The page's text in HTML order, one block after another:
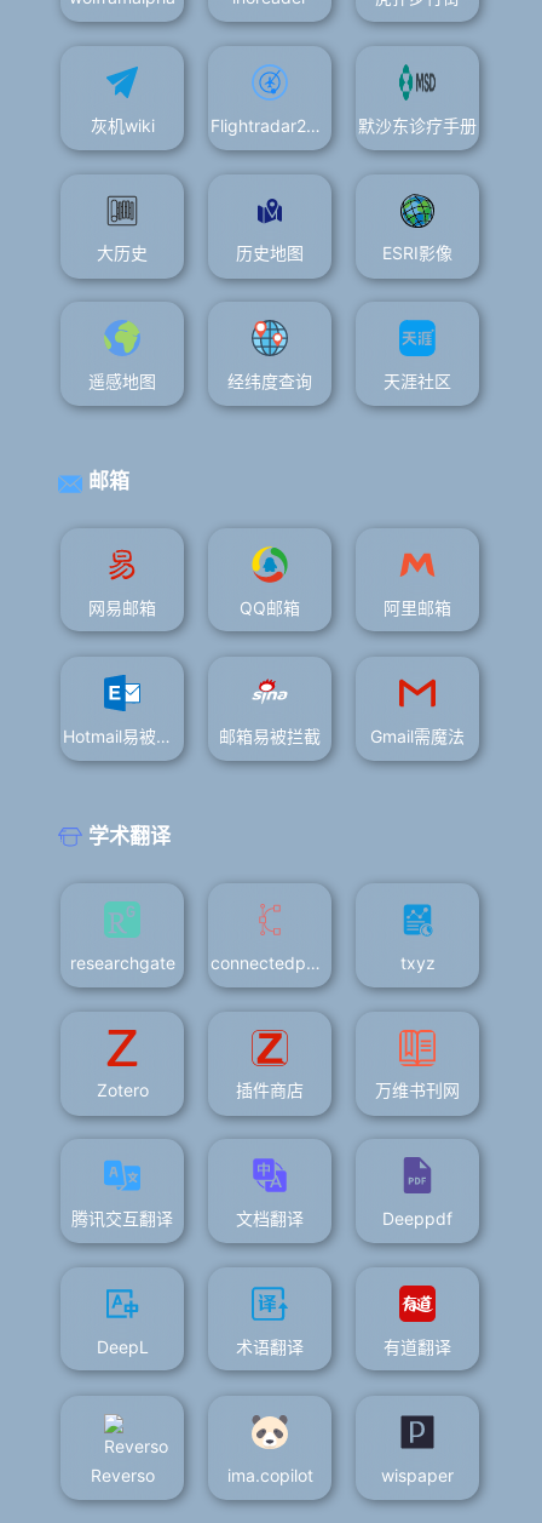
灰机wiki Flightradar24-追踪航班轨迹-需科学上网 默沙东诊疗手册
大历史 历史地图 ESRI影像
遥感地图 经纬度查询 天涯社区
邮箱
网易邮箱 QQ邮箱 阿里邮箱
Hotmail易被拦截 邮箱易被拦截 Gmail需魔法
学术翻译
researchgate connectedpapers txyz
Zotero 插件商店 万维书刊网
腾讯交互翻译 文档翻译 Deeppdf
DeepL 术语翻译 有道翻译
Reverso ima.copilot wispaper